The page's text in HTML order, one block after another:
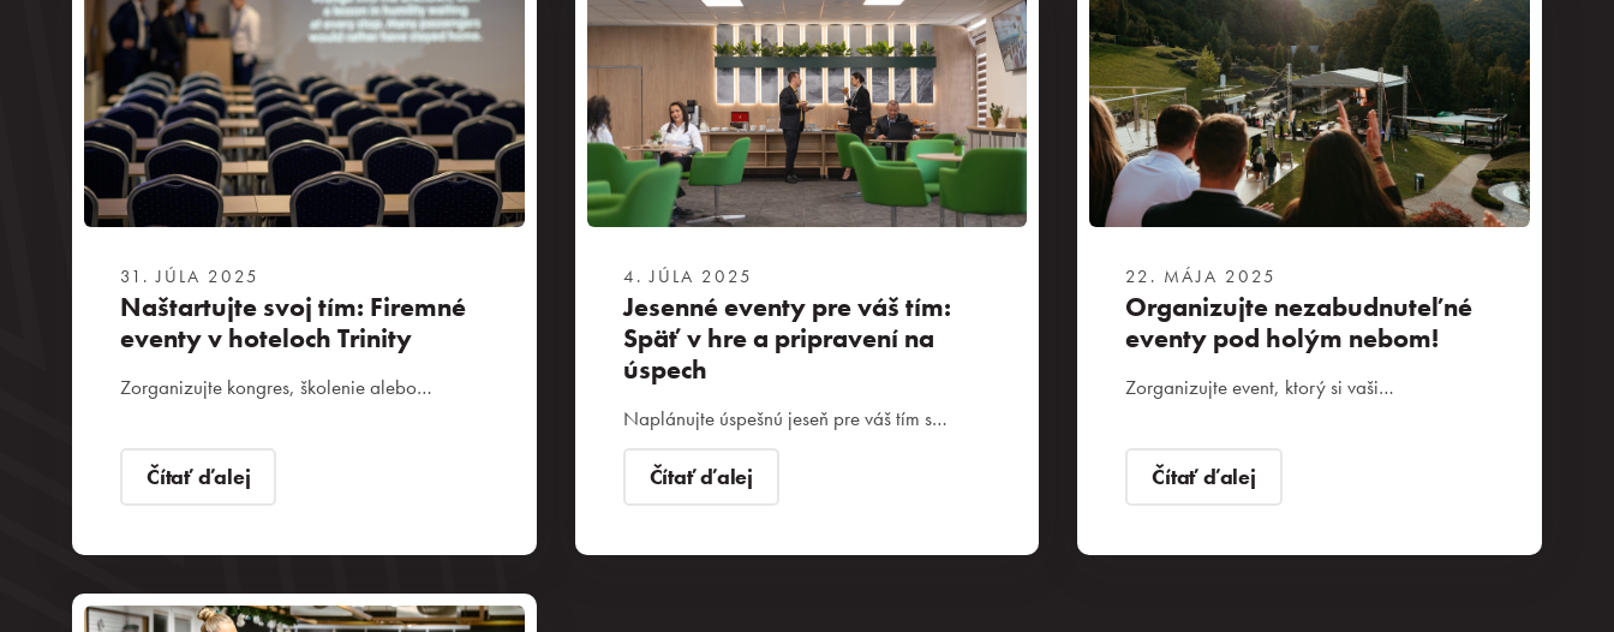
O sieti Trinity hotels
Naše priestory
Firemné podujatia
Relax a bazény
Novinky
31. JÚLA 2025
Naštartujte svoj tím: Firemné
eventy v hoteloch Trinity
Zorganizujte kongres, školenie alebo…
Čítať ďalej
4. JÚLA 2025
Jesenné eventy pre váš tím:
Späť v hre a pripravení na
úspech
Naplánujte úspešnú jeseň pre váš tím s…
Čítať ďalej
22. MÁJA 2025
Organizujte nezabudnuteľné
eventy pod holým nebom!
Zorganizujte event, ktorý si vaši…
Čítať ďalej